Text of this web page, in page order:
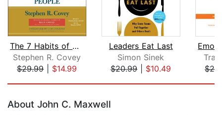
The 7 Habits of Highly Effective Peop...
Stephen R. Covey
$29.99| $14.99
Leaders Eat Last
Simon Sinek
$20.99| $10.49
About John C. Maxwell